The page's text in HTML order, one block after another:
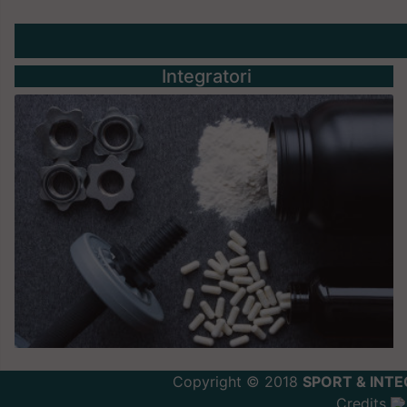
Integratori
Copyright © 2018 SPORT &
Credits